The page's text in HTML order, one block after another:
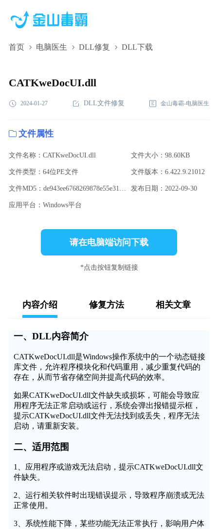
首页 电脑医生 DLL修复 DLL下载
CATKweDocUI.dll,CATKweDocUI.dll下载,CATKweDocUI.dll修复
CATKweDocUI.dll
2024-01-27 DLL文件修复 金山毒霸-电脑医生
文件属性
文件名称：CATKweDocUI.dll 文件大小：98.60KB
文件类型：64位PE文件 文件版本：6.422.9.21012
文件MD5：de943ee6768269878e55e31229c8bf55 发布日期：2022-09-30
应用平台：Windows平台
请在电脑端访问下载
*点击按钮复制链接
内容介绍 修复方法 相关文章
一、DLL内容简介
CATKweDocUI.dll是Windows操作系统中的一个动态链接
库文件，允许程序模块化和代码重用，减少重复代码的
存在，从而节省存储空间并提高代码的效率。
如果CATKweDocUI.dll文件缺失或损坏，可能会导致应
用程序无法正常启动或运行，系统会弹出报错提示框，
提示CATKweDocUI.dll文件无法找到或丢失，程序无法
启动，请重新安装。
二、适用范围
1、应用程序或游戏无法启动，提示CATKweDocUI.dll文
件缺失。
2、运行相关软件时出现错误提示，导致程序崩溃或无法
正常使用。
3、系统性能下降，某些功能无法正常执行，影响用户体